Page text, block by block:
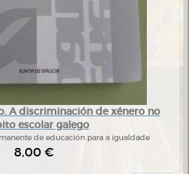
A discriminación de xénero no
escolar galego
de educación para a igualdade
8,00 €